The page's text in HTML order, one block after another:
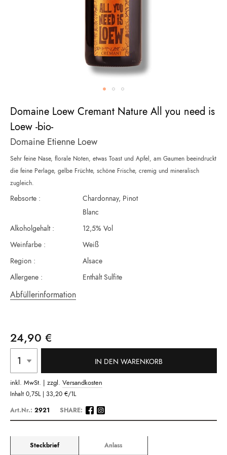
Domaine Loew Cremant Nature All you need is
Loew -bio-
Domaine Etienne Loew
Sehr feine Nase, florale Noten, etwas Toast und Apfel, am Gaumen beeindruckt
die feine Perlage, gelbe Früchte, schöne Frische, cremig und mineralisch
zugleich.
Rebsorte :
Chardonnay, Pinot
Blanc
Alkoholgehalt :
12,5% Vol
Weinfarbe :
Weiß
Region :
Alsace
Allergene :
Enthält Sulfite
Abfüllerinformation
24,90 €
IN DEN WARENKORB
inkl. MwSt. | zzgl. Versandkosten
Inhalt 0,75L | 33,20 €/1L
Anfang
der
Bildergalerie
springen
Art.Nr.: 2921 SHARE:
Steckbrief Anlass